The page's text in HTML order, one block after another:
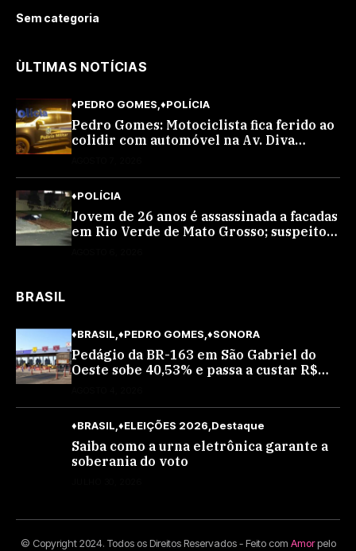
Sem categoria
ÙLTIMAS NOTÍCIAS
♦PEDRO GOMES ♦POLÍCIA
Pedro Gomes: Motociclista fica ferido ao
colidir com automóvel na Av. Diva
♦POLÍCIA
Jovem de 26 anos é assassinada a facadas
em Rio Verde de Mato Grosso; suspeito é
BRASIL
♦BRASIL ♦PEDRO GOMES ♦SONORA
Pedágio da BR-163 em São Gabriel do
Oeste sobe 40,53% e passa a custar R$
♦BRASIL ♦ELEIÇÕES 2026 Destaque
Saiba como a urna eletrônica garante a
soberania do voto
© Copyright 2024. Todos os Direitos Reservados - Feito com Amorpelo